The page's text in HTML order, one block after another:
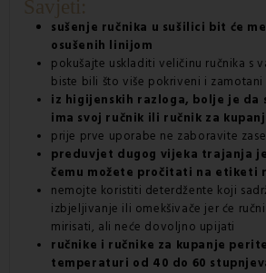
Savjeti:
sušenje ručnika u sušilici bit će
osušenih linijom
pokušajte uskladiti veličinu ručnika s
biste bili što više pokriveni i zamotani
iz higijenskih razloga, bolje je da
ima svoj ručnik ili ručnik za
prije prve uporabe ne zaboravite
preduvjet dugog vijeka trajanja
čemu možete pročitati na etiketi
nemojte koristiti deterdžente koji
izbjeljivanje ili omekšivače jer će
mirisati, ali neće dovoljno upijati
ručnike i ručnike za kupanje
temperaturi od 40 do 60